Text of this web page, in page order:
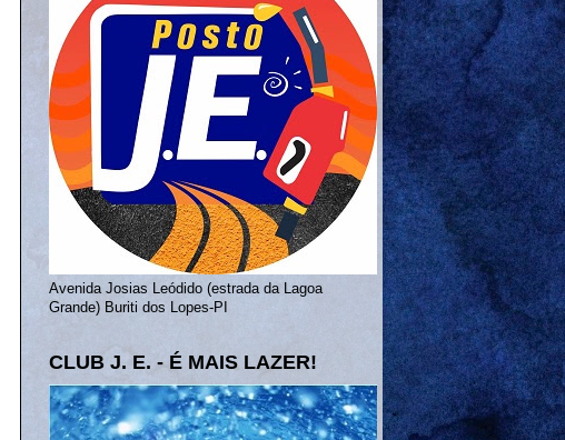
Avenida Josias Leódido (estrada da Lagoa
Grande) Buriti dos Lopes-PI
CLUB J. E. - É MAIS LAZER!